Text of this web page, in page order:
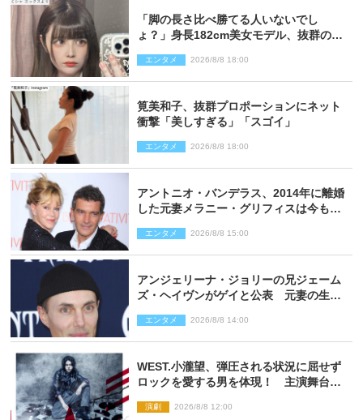
「脚の長さ比べ勝てる人いないでし
ょ？」身長182cm美女モデル、抜群のプ
エンタメ 2026/8/8 18:00
筧美和子、抜群プロポーションにネット
衝撃「美しすぎる」「スゴイ」
エンタメ 2026/8/8 18:00
アントニオ・バンデラス、2014年に離婚
した元妻メラニー・グリフィスは今も
エンタメ 2026/8/8 15:00
アンジェリーナ・ジョリーの兄ジェーム
ズ・ヘイヴンがゲイと公表 元妻の生配
エンタメ 2026/8/8 14:00
WEST.小瀧望、弾圧される状況に屈せず
ロックを愛する男を体現！ 主演舞台
演劇 2026/8/8 12:00